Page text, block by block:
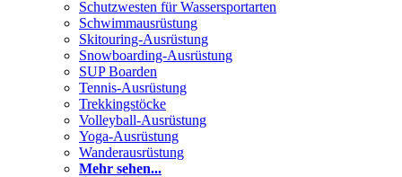
Schutzwesten für Wassersportarten
Schwimmausrüstung
Skitouring-Ausrüstung
Snowboarding-Ausrüstung
SUP Boarden
Tennis-Ausrüstung
Trekkingstöcke
Volleyball-Ausrüstung
Yoga-Ausrüstung
Wanderausrüstung
Mehr sehen...